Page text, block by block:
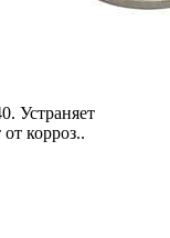
Устраняет
корроз..